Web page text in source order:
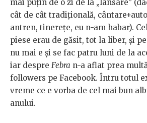
mai puțin de o zi de la „lansare”
cât de cât tradițională,
antren, tinerețe, eu n-am habar).
piese erau de găsit, tot la liber, și pe
nu mai e și se fac patru luni de la
iar despre Febra n-a aflat prea
followers pe Facebook. Întru totul
vreme ce e vorba de cel mai bun
anului.